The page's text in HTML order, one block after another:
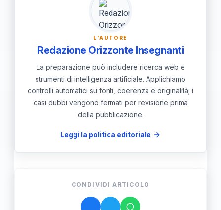
diagnostico più adattabile e comprensivo.
valutazione. Questo approccio promette di
migliorare la capacità di rispondere alle
esigenze uniche di ogni individuo
L'AUTORE
Redazione Orizzonte Insegnanti
La preparazione può includere ricerca web e
strumenti di intelligenza artificiale. Applichiamo
controlli automatici su fonti, coerenza e originalità; i
casi dubbi vengono fermati per revisione prima
della pubblicazione.
Leggi la politica editoriale
CONDIVIDI ARTICOLO